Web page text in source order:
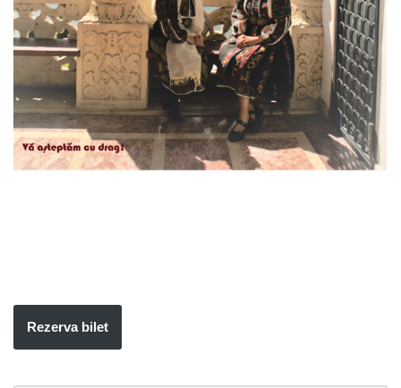
Rezerva bilet